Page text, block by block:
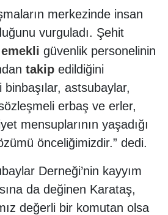
merkezinde insan
vurguladı. Şehit
emekli güvenlik personelinin
takip edildiğini
binbaşılar, astsubaylar,
erbaş ve erler,
mensuplarının yaşadığı
önceliğimizdir.” dedi.
Derneği’nin kayyım
da değinen Karataş,
değerli bir komutan olsa